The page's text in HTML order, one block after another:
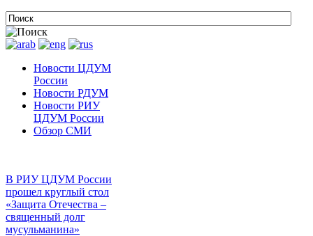
Новости ЦДУМ
России
Новости РДУМ
Новости РИУ
ЦДУМ России
Обзор СМИ
В РИУ ЦДУМ России
прошел круглый стол
«Защита Отечества –
священный долг
мусульманина»